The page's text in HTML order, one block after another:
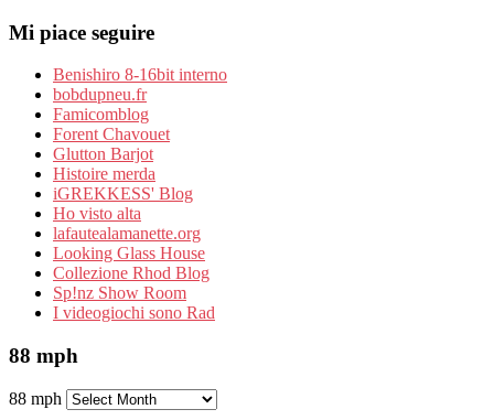
Mi piace seguire
Benishiro 8-16bit interno
bobdupneu.fr
Famicomblog
Forent Chavouet
Glutton Barjot
Histoire merda
iGREKKESS' Blog
Ho visto alta
lafautealamanette.org
Looking Glass House
Collezione Rhod Blog
Sp!nz Show Room
I videogiochi sono Rad
88 mph
88 mph